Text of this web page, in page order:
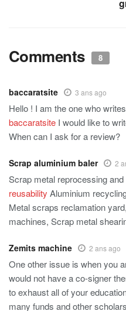
Comments 8
baccaratsite 3 ans ago
Hello ! I am the one who
baccaratsite I would like to
When can I ask for a review?
Scrap aluminium baler 2
Scrap metal reprocessing
reusability Aluminium
Metal scraps reclamation
machines, Scrap metal
Zemits machine 2 ans ago
One other issue is when you
would not have a co-signer
to exhaust all of your
many funds and other